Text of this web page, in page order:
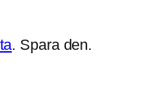
. Spara den.